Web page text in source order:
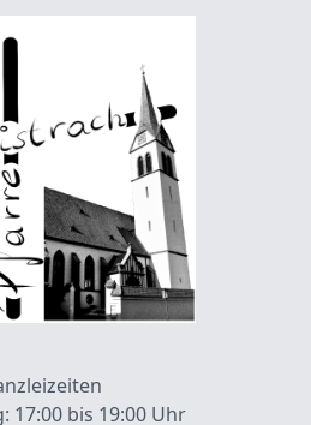
17:00 bis 19:00 Uhr